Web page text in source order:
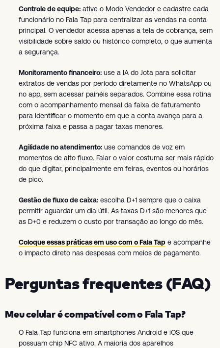
Controle de equipe: ative o Modo Vendedor e cadastre cada
funcionário no Fala Tap para centralizar as vendas na conta
principal. O vendedor acessa apenas a tela de cobrança, sem
visibilidade sobre saldo ou histórico completo, o que aumenta
a segurança.
Monitoramento financeiro: use a IA do Jota para solicitar
extratos de vendas por período diretamente no WhatsApp ou
no app, sem acessar painéis separados. Combine essa rotina
com o acompanhamento mensal da faixa de faturamento
para identificar o momento em que a conta avança para a
próxima faixa e passa a pagar taxas menores.
Agilidade no atendimento: use comandos de voz em
momentos de alto fluxo. Falar o valor costuma ser mais rápido
do que digitar, principalmente em feiras, eventos ou horários
de pico.
Gestão de fluxo de caixa: escolha D+1 sempre que o caixa
permitir aguardar um dia útil. As taxas D+1 são menores que
as D+0 e reduzem o custo por transação ao longo do mês.
Coloque essas práticas em uso com o Fala Tap e acompanhe
o impacto direto nas despesas com meios de pagamento.
Perguntas frequentes (FAQ)
Meu celular é compatível com o Fala Tap?
O Fala Tap funciona em smartphones Android e iOS que
possuam chip NFC ativo. A maioria dos aparelhos